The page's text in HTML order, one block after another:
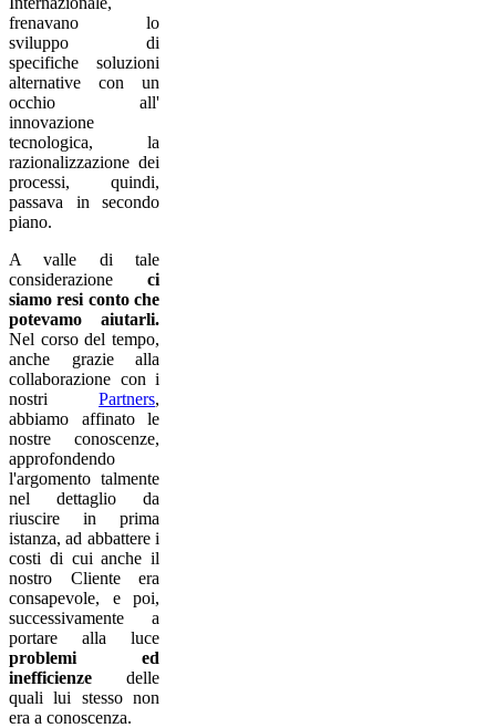
frenavano lo
sviluppo di
specifiche soluzioni
alternative con un
occhio all'
innovazione
tecnologica, la
razionalizzazione dei
processi, quindi,
passava in secondo
piano.
A valle di tale
considerazioneci
siamo resi conto che
potevamo aiutarli.
Nel corso del tempo,
anche grazie alla
collaborazione con i
nostriPartners,
abbiamo affinato le
nostre conoscenze,
approfondendo
l'argomento talmente
nel dettaglio da
riuscire in prima
istanza, ad abbattere i
costi di cui anche il
nostro Cliente era
consapevole, e poi,
successivamente a
portare alla luce
problemi ed
inefficienze delle
quali lui stesso non
era a conoscenza.